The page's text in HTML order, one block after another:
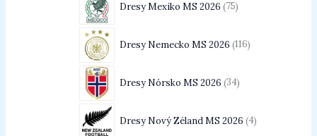
Dresy Mexiko MS 2026 75
Dresy Nemecko MS 2026 116
Dresy Nórsko MS 2026 34
Dresy Nový Zéland MS 2026 4